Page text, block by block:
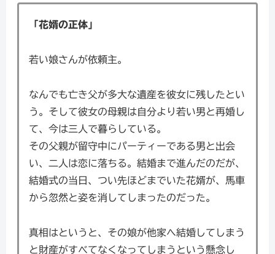
「花婿の正体」
若い娘さんが依頼主。
なんでも亡き父が多大な遺産を彼女に残したとい
う。そして彼女の母親は自分より若い男と再婚し
て、今は三人で暮らしている。
その父親が留守中にパーティーである男と出会
い、二人は恋に落ちる。結婚まで進んだのだが、
結婚式の当日、つい先ほどまでいた花婿が、馬車
から忽然と姿を消してしまったのだった。
真相はというと、その娘が他家へ結婚してしまう
と財産がすべてなくなってしまうという懸念し